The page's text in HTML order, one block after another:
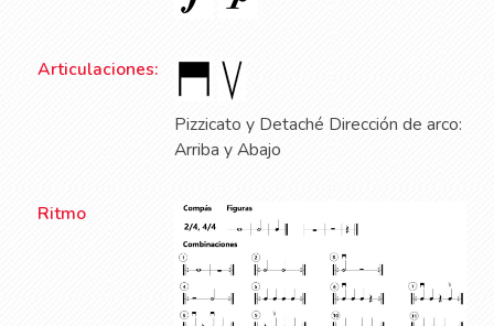
Articulaciones:
Pizzicato y Detaché Dirección de arco:
Arriba y Abajo
Ritmo